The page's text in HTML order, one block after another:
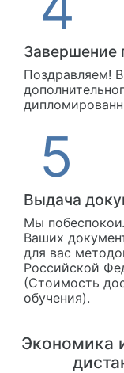
Завершение
Поздравляем!
Выдача
Мы
Ваших
для вас
Российской
(Стоимость
обучения).
Экономика